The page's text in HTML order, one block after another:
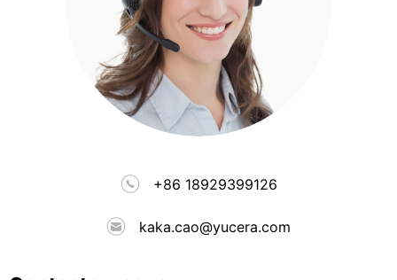
+86 18929399126
kaka.cao@yucera.com